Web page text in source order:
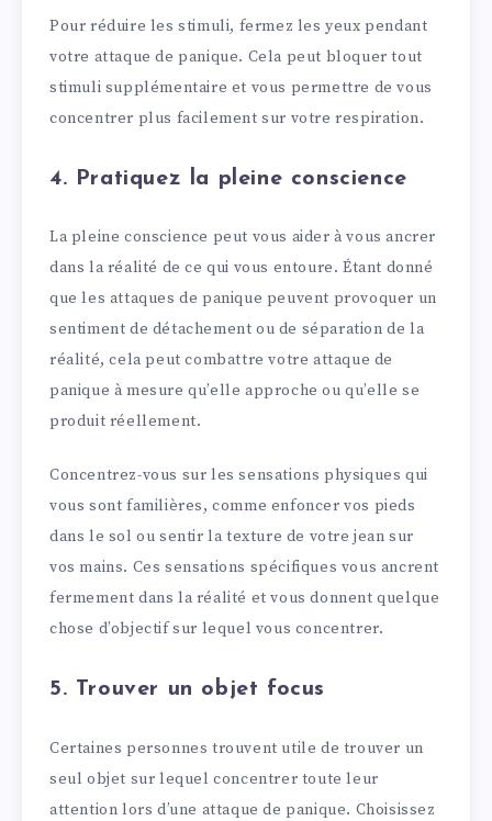
Pour réduire les stimuli, fermez les yeux pendant
votre attaque de panique. Cela peut bloquer tout
stimuli supplémentaire et vous permettre de vous
concentrer plus facilement sur votre respiration.
4. Pratiquez la pleine conscience
La pleine conscience peut vous aider à vous ancrer
dans la réalité de ce qui vous entoure. Étant donné
que les attaques de panique peuvent provoquer un
sentiment de détachement ou de séparation de la
réalité, cela peut combattre votre attaque de
panique à mesure qu’elle approche ou qu’elle se
produit réellement.
Concentrez-vous sur les sensations physiques qui
vous sont familières, comme enfoncer vos pieds
dans le sol ou sentir la texture de votre jean sur
vos mains. Ces sensations spécifiques vous ancrent
fermement dans la réalité et vous donnent quelque
chose d’objectif sur lequel vous concentrer.
5. Trouver un objet focus
Certaines personnes trouvent utile de trouver un
seul objet sur lequel concentrer toute leur
attention lors d’une attaque de panique. Choisissez